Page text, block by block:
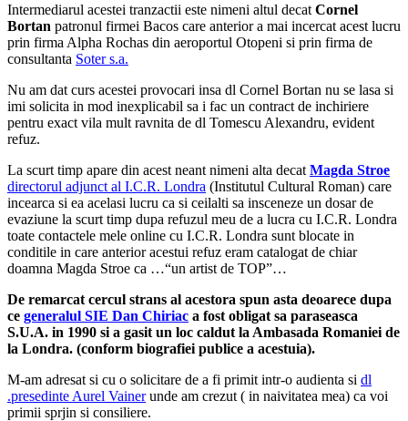
Intermediarul acestei tranzactii este nimeni altul decat Cornel
Bortan patronul firmei Bacos care anterior a mai incercat acest lucru
prin firma Alpha Rochas din aeroportul Otopeni si prin firma de
consultanta Soter s.a.
Nu am dat curs acestei provocari insa dl Cornel Bortan nu se lasa si
imi solicita in mod inexplicabil sa i fac un contract de inchiriere
pentru exact vila mult ravnita de dl Tomescu Alexandru, evident
refuz.
La scurt timp apare din acest neant nimeni alta decat Magda Stroe
directorul adjunct al I.C.R. Londra (Institutul Cultural Roman) care
incearca si ea acelasi lucru ca si ceilalti sa insceneze un dosar de
evaziune la scurt timp dupa refuzul meu de a lucra cu I.C.R. Londra
toate contactele mele online cu I.C.R. Londra sunt blocate in
conditile in care anterior acestui refuz eram catalogat de chiar
doamna Magda Stroe ca …“un artist de TOP”…
De remarcat cercul strans al acestora spun asta deoarece dupa
ce generalul SIE Dan Chiriac a fost obligat sa paraseasca
S.U.A. in 1990 si a gasit un loc caldut la Ambasada Romaniei de
la Londra. (conform biografiei publice a acestuia).
M-am adresat si cu o solicitare de a fi primit intr-o audienta si dl
.presedinte Aurel Vainerunde am crezut ( in naivitatea mea) ca voi
primii sprjin si consiliere.